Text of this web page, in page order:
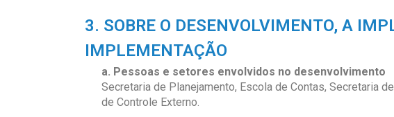
3. SOBRE O DESENVOLVIMENTO, A
IMPLEMENTAÇÃO
a. Pessoas e setores envolvidos no desenvolvimento
Secretaria de Planejamento, Escola de Contas, Secretaria
de Controle Externo.